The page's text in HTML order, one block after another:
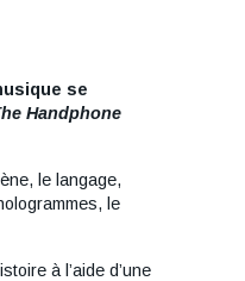
se
Handphone
le langage,
le
à l’aide d’une